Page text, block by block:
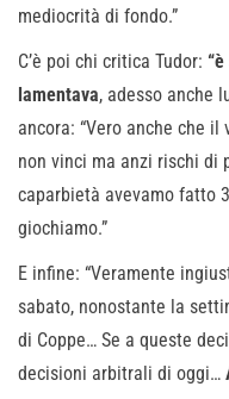
mediocrità di fondo.”
C’è poi chi critica Tudor:
lamentava, adesso anche
ancora: “Vero anche che
non vinci ma anzi rischi di
caparbietà avevamo fatto
giochiamo.”
E infine: “Veramente
sabato, nonostante la
di Coppe… Se a queste
decisioni arbitrali di oggi…